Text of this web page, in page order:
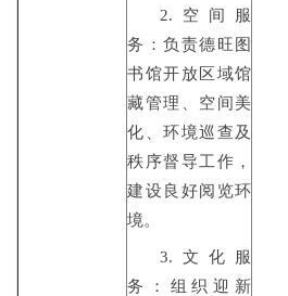
2.空间服
务：负责德旺图
书馆开放区域馆
藏管理、空间美
化、环境巡查及
秩序督导工作，
建设良好阅览环
境。
3.文化服
务：组织迎新